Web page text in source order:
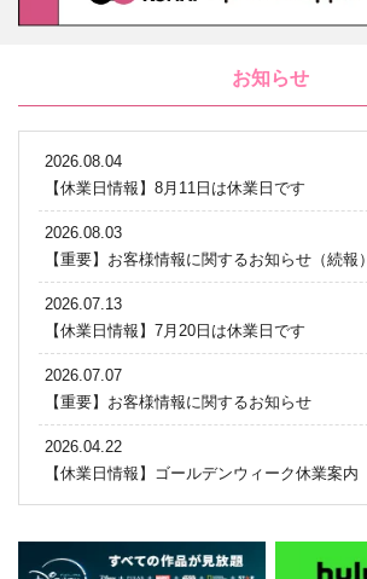
お知らせ
2026.08.04
【休業日情報】8月11日は休業日です
2026.08.03
【重要】お客様情報に関するお知らせ（続報）
2026.07.13
【休業日情報】7月20日は休業日です
2026.07.07
【重要】お客様情報に関するお知らせ
2026.04.22
【休業日情報】ゴールデンウィーク休業案内